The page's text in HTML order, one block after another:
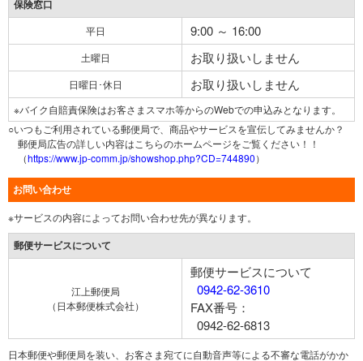
保険窓口
平日 9:00 ～ 16:00
土曜日 お取り扱いしません
日曜日･休日 お取り扱いしません
※バイク自賠責保険はお客さまスマホ等からのWebでの申込みとなります。
○いつもご利用されている郵便局で、商品やサービスを宣伝してみませんか？
郵便局広告の詳しい内容はこちらのホームページをご覧ください！！
（https://www.jp-comm.jp/showshop.php?CD=744890）
お問い合わせ
※サービスの内容によってお問い合わせ先が異なります。
郵便サービスについて
江上郵便局
（日本郵便株式会社）
郵便サービスについて
0942-62-3610
FAX番号：
0942-62-6813
日本郵便や郵便局を装い、お客さま宛てに自動音声等による不審な電話がかか